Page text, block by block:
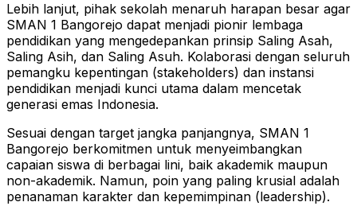
​Lebih lanjut, pihak sekolah menaruh harapan besar agar
SMAN 1 Bangorejo dapat menjadi pionir lembaga
pendidikan yang mengedepankan prinsip Saling Asah,
Saling Asih, dan Saling Asuh. Kolaborasi dengan seluruh
pemangku kepentingan (stakeholders) dan instansi
pendidikan menjadi kunci utama dalam mencetak
generasi emas Indonesia.
​Sesuai dengan target jangka panjangnya, SMAN 1
Bangorejo berkomitmen untuk menyeimbangkan
capaian siswa di berbagai lini, baik akademik maupun
non-akademik. Namun, poin yang paling krusial adalah
penanaman karakter dan kepemimpinan (leadership).